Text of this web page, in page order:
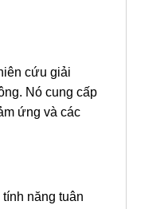
cứu giải
Nó cung cấp
ứng và các
năng tuân